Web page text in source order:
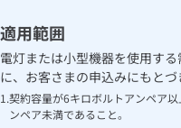
適用範囲
電灯または小型機器を使用す
に、お客さまの申込みにもとづ
契約容量が6キロボルトアンペア
ンペア未満であること。